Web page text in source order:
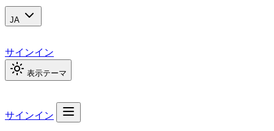
JA
サインイン
表示テーマ
サインイン